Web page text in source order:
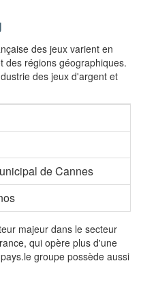
des jeux varient en
des régions géographiques.
des jeux d'argent et
de Cannes
majeur dans le secteur
qui opère plus d'une
groupe possède aussi